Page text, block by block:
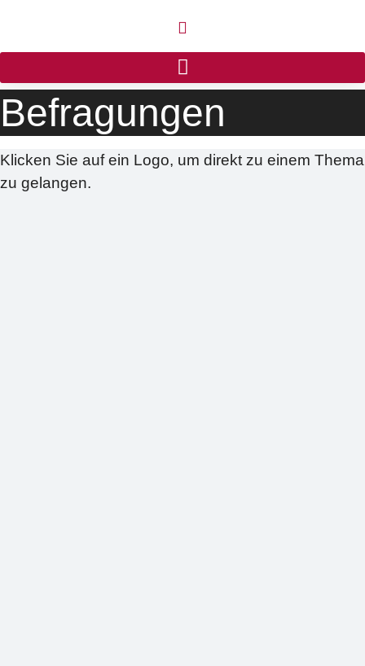
Befragungen
Klicken Sie auf ein Logo, um direkt zu einem Thema
zu gelangen.